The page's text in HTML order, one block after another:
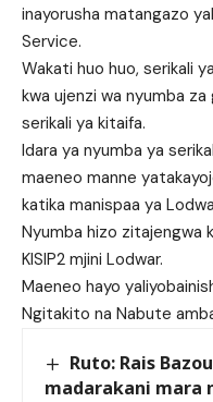
inayorusha matangazo
Service.
Wakati huo huo, serikali
kwa ujenzi wa nyumba
serikali ya kitaifa.
Idara ya nyumba ya
maeneo manne
katika manispaa ya
Nyumba hizo zitajengwa
KISIP2 mjini Lodwar.
Maeneo hayo
Ngitakito na Nabute
Ruto: Rais
madarakani mara